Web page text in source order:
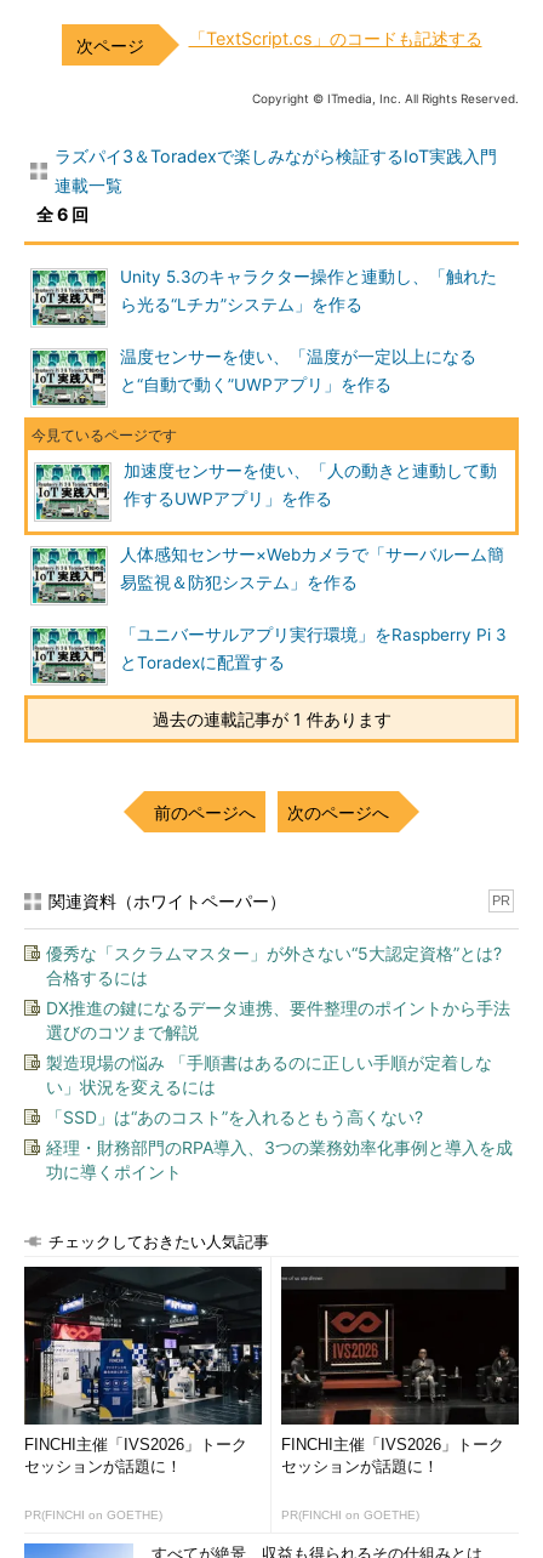
「TextScript.cs」のコードも記述する
Copyright © ITmedia, Inc. All Rights Reserved.
ラズパイ3＆Toradexで楽しみながら検証するIoT実践入門
連載一覧
全 6 回
Unity 5.3のキャラクター操作と連動し、「触れた
ら光る“Lチカ”システム」を作る
温度センサーを使い、「温度が一定以上になる
と“自動で動く”UWPアプリ」を作る
加速度センサーを使い、「人の動きと連動して動
作するUWPアプリ」を作る
人体感知センサー×Webカメラで「サーバルーム簡
易監視＆防犯システム」を作る
「ユニバーサルアプリ実行環境」をRaspberry Pi 3
とToradexに配置する
過去の連載記事が 1 件あります
前のページへ 次のページへ
関連資料（ホワイトペーパー） PR
優秀な「スクラムマスター」が外さない“5大認定資格”とは?
合格するには
DX推進の鍵になるデータ連携、要件整理のポイントから手法
選びのコツまで解説
製造現場の悩み 「手順書はあるのに正しい手順が定着しな
い」状況を変えるには
「SSD」は“あのコスト”を入れるともう高くない?
経理・財務部門のRPA導入、3つの業務効率化事例と導入を成
功に導くポイント
チェックしておきたい人気記事
FINCHI主催「IVS2026」トーク
セッションが話題に！
PR(FINCHI on GOETHE)
FINCHI主催「IVS2026」トーク
セッションが話題に！
PR(FINCHI on GOETHE)
すべてが絶景、収益も得られるその仕組みとは